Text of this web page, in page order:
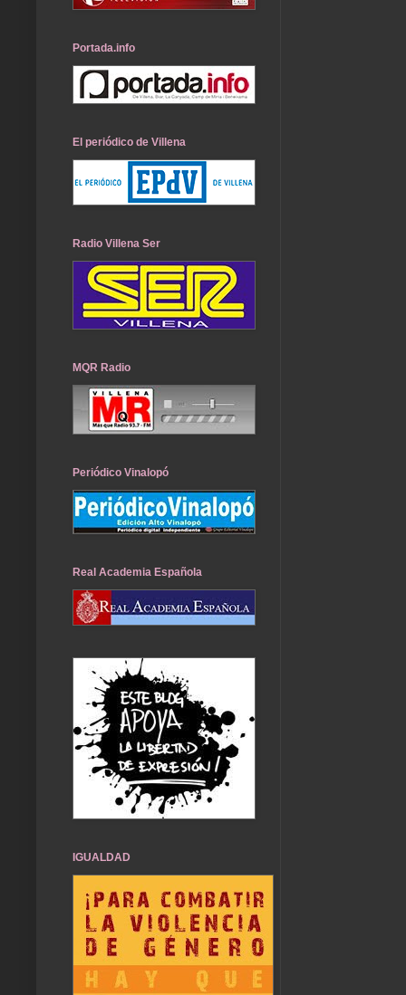
Portada.info
El periódico de Villena
Radio Villena Ser
MQR Radio
Periódico Vinalopó
Real Academia Española
IGUALDAD